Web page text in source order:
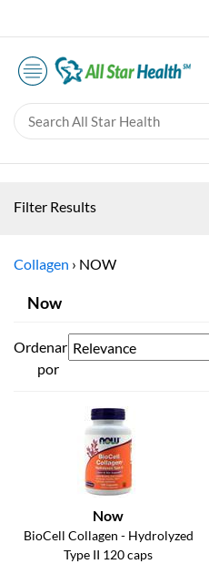
Filter Results
Collagen › NOW
Now
Ordenar
por
Now
BioCell Collagen - Hydrolyzed
Type II 120 caps